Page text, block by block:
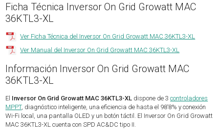
Ficha Técnica Inversor On Grid Growatt MAC
36KTL3-XL
Ver Ficha Técnica del Inversor On Grid Growatt MAC 36KTL3-XL
Ver Manual del Inversor On Grid Growatt MAC 36KTL3-XL
Información Inversor On Grid Growatt MAC
36KTL3-XL
El Inversor On Grid Growatt MAC 36KTL3-XL dispone de 3controladores
MPPT, diagnóstico inteligente, una eficiencia de hasta el 98’8% y conexión
Wi-Fi local, una pantalla OLED y un botón táctil. El Inversor On Grid Growatt
MAC 36KTL3-XL cuenta con SPD AC&DC tipo II.